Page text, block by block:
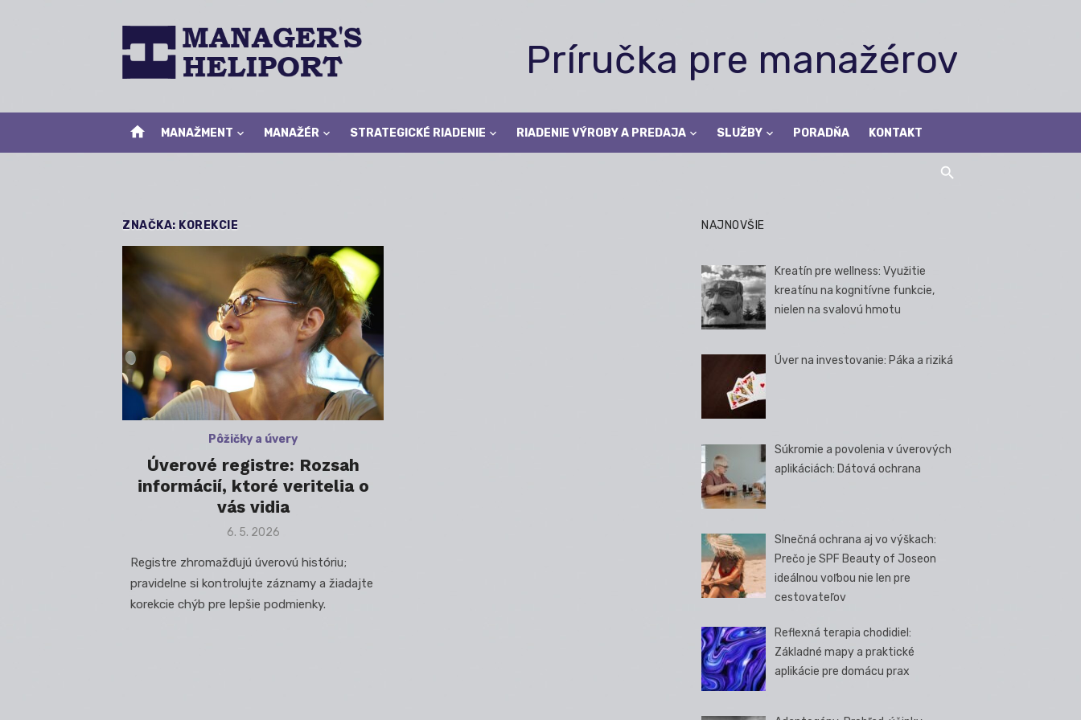
Príručka pre manažérov
home MANAŽMENT MANAŽÉR STRATEGICKÉ RIADENIE RIADENIE VÝROBY A PREDAJA SLUŽBY PORADŇA KONTAKT
ZNAČKA: KOREKCIE
Pôžičky a úvery
Úverové registre: Rozsah
informácií, ktoré veritelia o
vás vidia
Posted
6. 5. 2026
Registre zhromažďujú úverovú históriu;
pravidelne si kontrolujte záznamy a žiadajte
korekcie chýb pre lepšie podmienky.
NAJNOVŠIE
Kreatín pre wellness: Využitie
kreatínu na kognitívne funkcie,
nielen na svalovú hmotu
Úver na investovanie: Páka a riziká
Súkromie a povolenia v úverových
aplikáciách: Dátová ochrana
Slnečná ochrana aj vo výškach:
Prečo je SPF Beauty of Joseon
ideálnou voľbou nie len pre
cestovateľov
Reflexná terapia chodidiel:
Základné mapy a praktické
aplikácie pre domácu prax